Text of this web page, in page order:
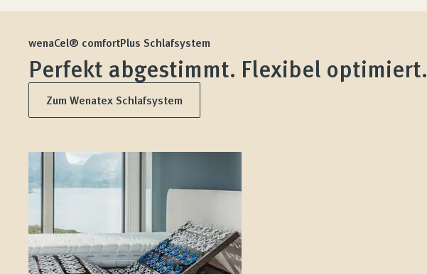
wenaCel® comfortPlus Schlafsystem
Perfekt abgestimmt. Flexibel optimiert.
Zum Wenatex Schlafsystem